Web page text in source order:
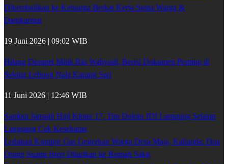
Dikembalikan ke Keluarga Berkat Kerja Sama Warga &
Damkarmat
19 Juni 2026 | 09:02 WIB
Hilang Dompet Milik Rio Wahyudi, Berisi Dokumen Penting di
Sekitar Lebung Nala Karang Sari
11 Juni 2026 | 12:46 WIB
Sambut Jamaah Haji Kloter 17, Tim Dokter IDI Lampung Selatan
Langsung Cek Kesehatan
Ledakan Kompor Gas Gegerkan Warga Desa Maja, Kalianda: Dua
Orang Suami Isteri Dilarikan ke Rumah Sakit